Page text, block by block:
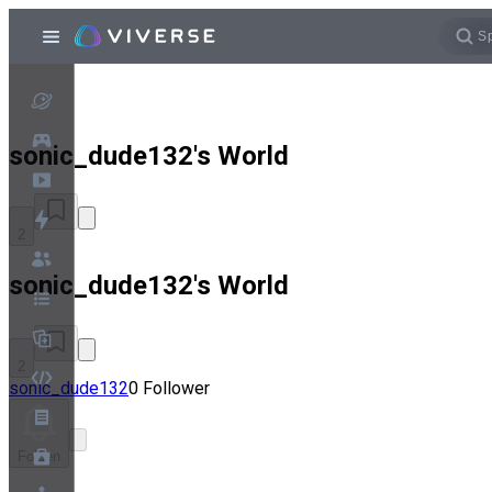
sonic_dude132's World
sonic_dude132's World
sonic_dude1320 Follower
Folgen